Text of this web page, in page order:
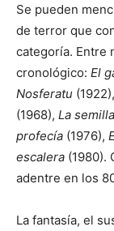
Se pueden
de terror que
categoría. Entre
cronológico: El
Nosferatu (1922),
(1968), La
profecía (1976),
escalera (1980).
adentre en los
La fantasía, el